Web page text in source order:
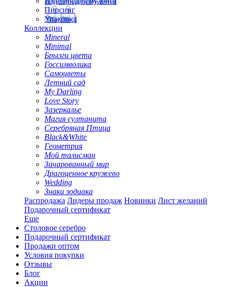
Пирсинг
Упаковка
Коллекции
Mineral
Minimal
Брызги цвета
Госсимволика
Самоцветы
Летний сад
My Darling
Love Story
Зазеркалье
Магия султанита
Серебряная Птица
Black&White
Геометрия
Мой талисман
Зачарованный мир
Драгоценное кружево
Wedding
Знаки зодиака
Распродажа Лидеры продаж Новинки Лист желаний
Подарочный сертификат
Еще
Столовое серебро
Подарочный сертификат
Продажи оптом
Условия покупки
Отзывы
Блог
Акции